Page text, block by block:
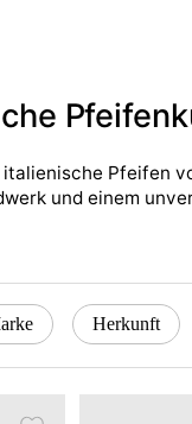
Pfeifen
und einem
Herkunft